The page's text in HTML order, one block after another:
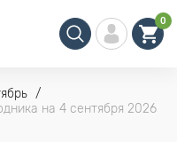
0
на 4 сентября 2026